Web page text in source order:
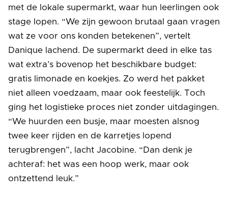
met de lokale supermarkt, waar hun leerlingen ook
stage lopen. “We zijn gewoon brutaal gaan vragen
wat ze voor ons konden betekenen”, vertelt
Danique lachend. De supermarkt deed in elke tas
wat extra’s bovenop het beschikbare budget:
gratis limonade en koekjes. Zo werd het pakket
niet alleen voedzaam, maar ook feestelijk. Toch
ging het logistieke proces niet zonder uitdagingen.
“We huurden een busje, maar moesten alsnog
twee keer rijden en de karretjes lopend
terugbrengen”, lacht Jacobine. “Dan denk je
achteraf: het was een hoop werk, maar ook
ontzettend leuk.”